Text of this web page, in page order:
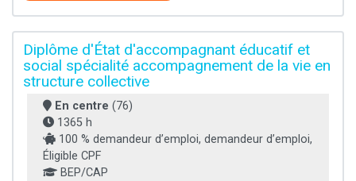
Diplôme d'État d'accompagnant éducatif et
social spécialité accompagnement de la vie en
structure collective
En centre (76)
1365 h
100 % demandeur d’emploi, demandeur d’emploi,
Éligible CPF
BEP/CAP